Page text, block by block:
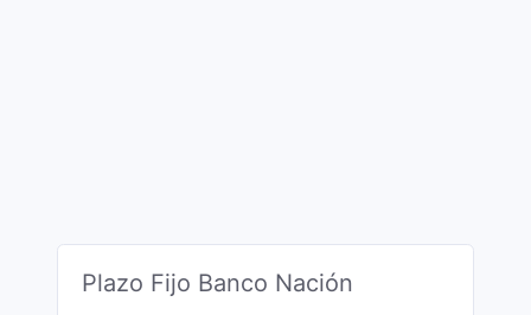
Plazo Fijo Banco Nación